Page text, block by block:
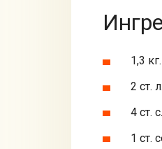
1,3
2 ст.
4 ст.
1 ст.